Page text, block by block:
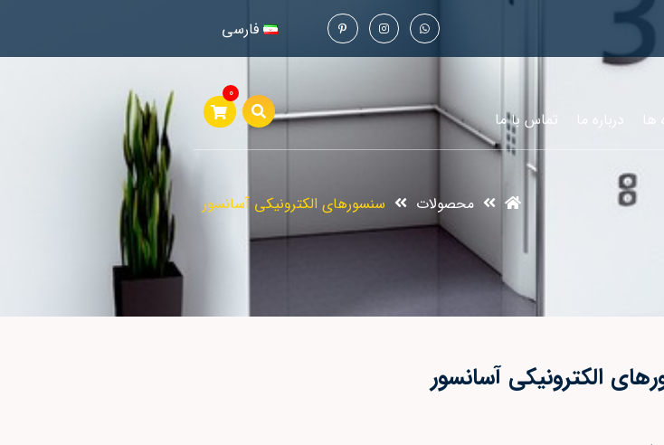
فارسی
ها درباره ما تماس با ما
0
محصولات سنسورهاي الکترونيکي آسانسور
الکترونيکي آسانسور